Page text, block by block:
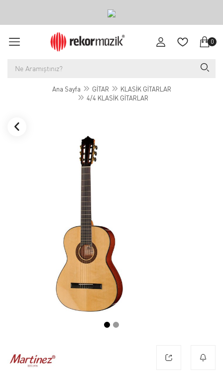
0
Ana Sayfa GİTAR
KLASİK GİTARLAR
4/4 KLASİK GİTARLAR